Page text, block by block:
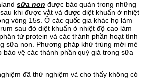
sữa non được bảo quản trong những
khi được vắt và được diệt khuẩn ở nhiệt
vòng 15s. Ở các quốc gia khác họ làm
sau đó diệt khuẩn ở nhiệt độ cao làm
tử protein và các thành phần hoạt tính
sữa non. Phương pháp khử trùng mới mẻ
bảo vệ các thành phần quý giá trong sữa
đã thử nghiệm và cho thấy không có